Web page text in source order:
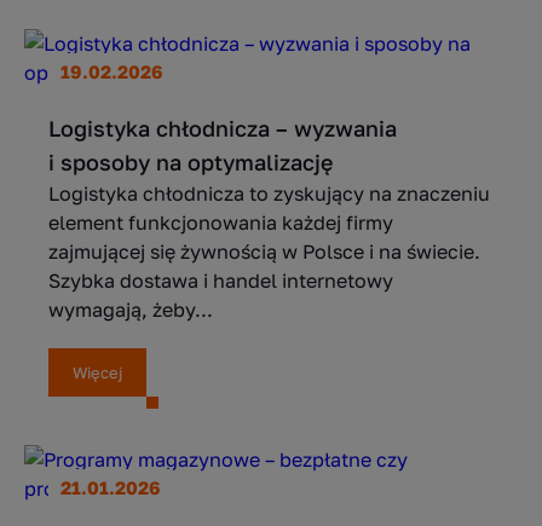
19.02.2026
Logistyka chłodnicza – wyzwania
i sposoby na optymalizację
Logistyka chłodnicza to zyskujący na znaczeniu
element funkcjonowania każdej firmy
zajmującej się żywnością w Polsce i na świecie.
Szybka dostawa i handel internetowy
wymagają, żeby...
Więcej
21.01.2026